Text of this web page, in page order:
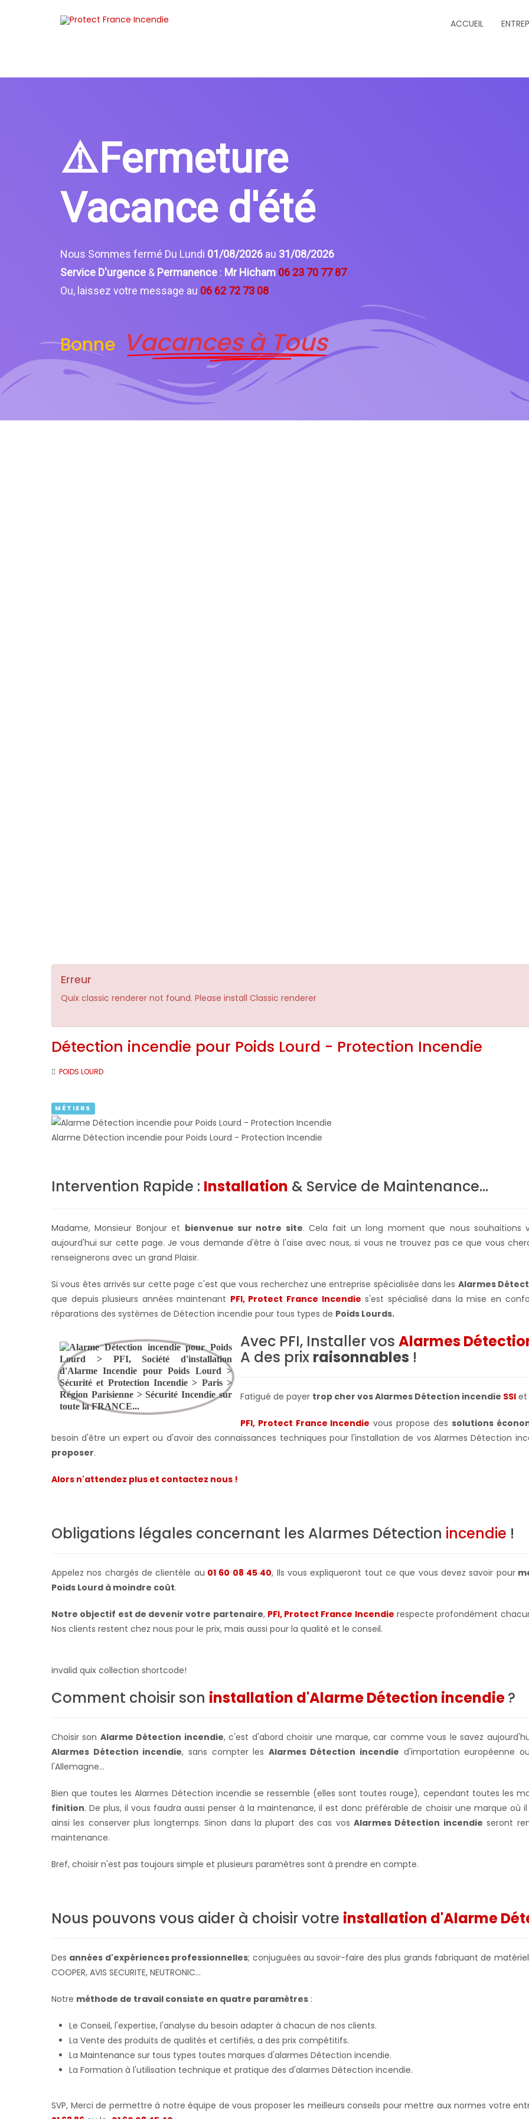
ACCUEIL
⚠️Fermeture
Vacance d'été
Nous Sommes fermé Du Lundi 01/08/2026 au 31/08/2026
Service D'urgence & Permanence : Mr Hicham 06 23 70 77 87
Ou, laissez votre message au 06 62 72 73 08
Bonne Vacances à Tous
Erreur
Quix classic renderer not found. Please install Classic renderer
Détection incendie pour Poids Lourd - Protection Incendie
POIDS LOURD
MÉTIERS
Alarme Détection incendie pour Poids Lourd - Protection Incendie
Intervention Rapide : Installation & Service de Maintenance...
Madame, Monsieur Bonjour et bienvenue sur notre site. Cela fait un long moment que nous
aujourd'hui sur cette page. Je vous demande d'être à l'aise avec nous, si vous ne trouvez pas ce que vous
renseignerons avec un grand Plaisir.
Si vous êtes arrivés sur cette page c'est que vous recherchez une entreprise spécialisée dans les Alarmes
que depuis plusieurs années maintenant PFI, Protect France Incendie s'est spécialisé dans la mise en
réparations des systèmes de Détection incendie pour tous types de Poids Lourds.
Avec PFI, Installer vos Alarmes
A des prix raisonnables !
Fatigué de payer trop cher vos Alarmes Détection incendie SSI et
PFI, Protect France Incendie vous propose des solutions
besoin d'être un expert ou d'avoir des connaissances techniques pour l'installation de vos Alarmes Détection
proposer.
Alors n'attendez plus et contactez nous !
Obligations légales concernant les Alarmes Détection incendie !
Appelez nos chargés de clientèle au 01 60 08 45 40, Ils vous expliqueront tout ce que vous devez savoir pour
Poids Lourd à moindre coût.
Notre objectif est de devenir votre partenaire, PFI, Protect France Incendie respecte profondément
Nos clients restent chez nous pour le prix, mais aussi pour la qualité et le conseil.
invalid quix collection shortcode!
Comment choisir son installation d'Alarme Détection incendie?
Choisir son Alarme Détection incendie, c'est d'abord choisir une marque, car comme vous le savez
Alarmes Détection incendie, sans compter les Alarmes Détection incendie d'importation européenne
l'Allemagne...
Bien que toutes les Alarmes Détection incendie se ressemble (elles sont toutes rouge), cependant toutes les
finition. De plus, il vous faudra aussi penser à la maintenance, il est donc préférable de choisir une marque où
ainsi les conserver plus longtemps. Sinon dans la plupart des cas vosAlarmes Détection incendie seront
maintenance.
Bref, choisir n'est pas toujours simple et plusieurs paramètres sont à prendre en compte.
Nous pouvons vous aider à choisir votre installation d'Alarme
Des années d'expériences professionnelles; conjuguées au savoir-faire des plus grands fabriquant de matériel
COOPER, AVIS SECURITE, NEUTRONIC...
Notre méthode de travail consiste en quatre paramètres :
Le Conseil, l'expertise, l'analyse du besoin adapter à chacun de nos clients.
La Vente des produits de qualités et certifiés, a des prix compétitifs.
La Maintenance sur tous types toutes marques d'alarmes Détection incendie.
La Formation à l'utilisation technique et pratique des d'alarmes Détection incendie.
SVP, Merci de permettre à notre équipe de vous proposer les meilleurs conseils pour mettre aux normes votre